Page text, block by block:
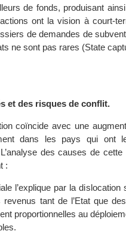
de fonds, produisant
ont la vision à court-
de demandes de
ne sont pas rares (State
et des risques de conflit.
coïncide avec une
dans les pays qui ont
des causes de
:
l’explique par la
revenus tant de l’Etat que
proportionnelles au